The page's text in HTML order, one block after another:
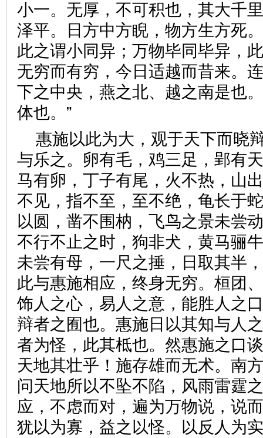
小一。无厚，不可积也，其大千
泽平。日方中方睨，物方生方死
此之谓小同异；万物毕同毕异，
无穷而有穷，今日适越而昔来。
下之中央，燕之北、越之南是也
体也。”
惠施以此为大，观于天下而晓
与乐之。卵有毛，鸡三足，郢有
马有卵，丁子有尾，火不热，山
不见，指不至，至不绝，龟长于
以圆，凿不围枘，飞鸟之景未尝
不行不止之时，狗非犬，黄马骊
未尝有母，一尺之捶，日取其半
此与惠施相应，终身无穷。桓团
饰人之心，易人之意，能胜人之
辩者之囿也。惠施日以其知与人
者为怪，此其柢也。然惠施之口
天地其壮乎！施存雄而无术。南
问天地所以不坠不陷，风雨雷霆
应，不虑而对，遍为万物说，说
犹以为寡，益之以怪。以反人为